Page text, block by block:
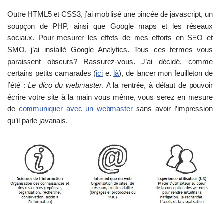
Outre HTML5 et CSS3, j’ai mobilisé une pincée de javascript, un
soupçon de PHP, ainsi que Google maps et les réseaux
sociaux. Pour mesurer les effets de mes efforts en SEO et
SMO, j’ai installé Google Analytics. Tous ces termes vous
paraissent obscurs? Rassurez-vous. J’ai décidé, comme
certains petits camarades (ici et là), de lancer mon feuilleton de
l’été : Le dico du webmaster. A la rentrée, à défaut de pouvoir
écrire votre site à la main vous même, vous serez en mesure
de communiquer avec un webmaster sans avoir l’impression
qu’il parle javanais.